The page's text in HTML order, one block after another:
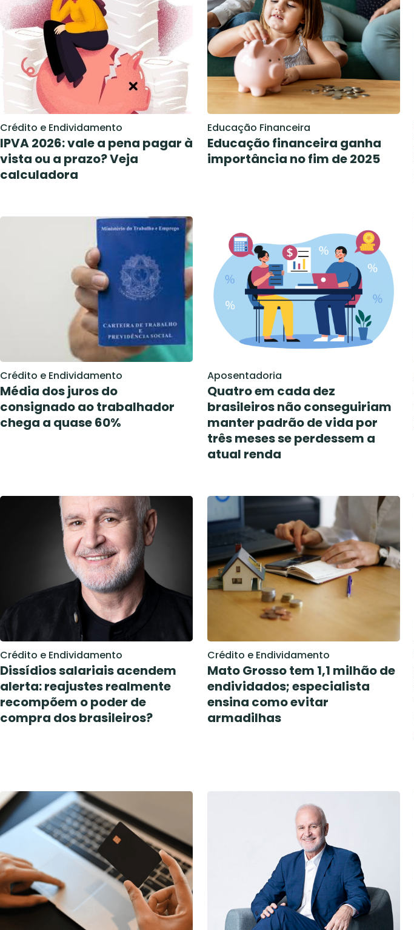
Crédito e Endividamento
IPVA 2026: vale a pena pagar à
vista ou a prazo? Veja
calculadora
Educação Financeira
Educação financeira ganha
importância no fim de 2025
Crédito e Endividamento
Média dos juros do
consignado ao trabalhador
chega a quase 60%
Aposentadoria
Quatro em cada dez
brasileiros não conseguiriam
manter padrão de vida por
três meses se perdessem a
atual renda
Crédito e Endividamento
Dissídios salariais acendem
alerta: reajustes realmente
recompõem o poder de
compra dos brasileiros?
Crédito e Endividamento
Mato Grosso tem 1,1 milhão de
endividados; especialista
ensina como evitar
armadilhas